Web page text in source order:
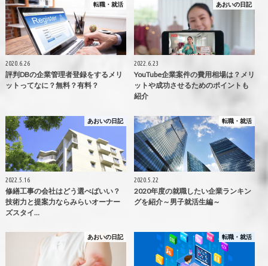
転職・就活
2020.6.26
評判DBの企業管理者登録をするメリ
ットってなに？無料？有料？
あおいの日記
2022.6.23
YouTube企業案件の費用相場は？メリ
ットや成功させるためのポイントも
紹介
あおいの日記
2022.5.16
修繕工事の会社はどう選べばいい？
技術力と提案力ならみらいオーナー
ズスタイ…
転職・就活
2020.5.22
2020年度の就職したい企業ランキン
グを紹介～男子就活生編～
あおいの日記 転職・就活